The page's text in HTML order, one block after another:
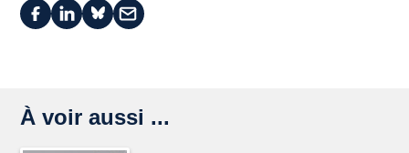
À voir aussi ...